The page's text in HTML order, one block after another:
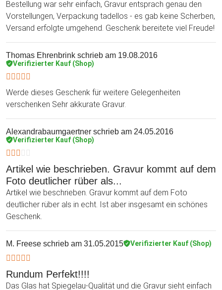
Bestellung war sehr einfach, Gravur entsprach genau den
Vorstellungen, Verpackung tadellos - es gab keine Scherben,
Versand erfolgte umgehend. Geschenk bereitete viel Freude!
Thomas Ehrenbrink schrieb am 19.08.2016
Verifizierter Kauf (Shop)
Werde dieses Geschenk für weitere Gelegenheiten
verschenken Sehr akkurate Gravur.
Alexandrabaumgaertner schrieb am 24.05.2016
Verifizierter Kauf (Shop)
Artikel wie beschrieben. Gravur kommt auf dem
Foto deutlicher rüber als...
Artikel wie beschrieben. Gravur kommt auf dem Foto
deutlicher rüber als in echt. Ist aber insgesamt ein schönes
Geschenk.
M. Freese schrieb am 31.05.2015 Verifizierter Kauf (Shop)
Rundum Perfekt!!!!
Das Glas hat Spiegelau-Qualität und die Gravur sieht einfach